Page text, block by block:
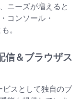
ニーズが増えると
コンソール・
。
信＆ブラウザス
スとして独自のブ